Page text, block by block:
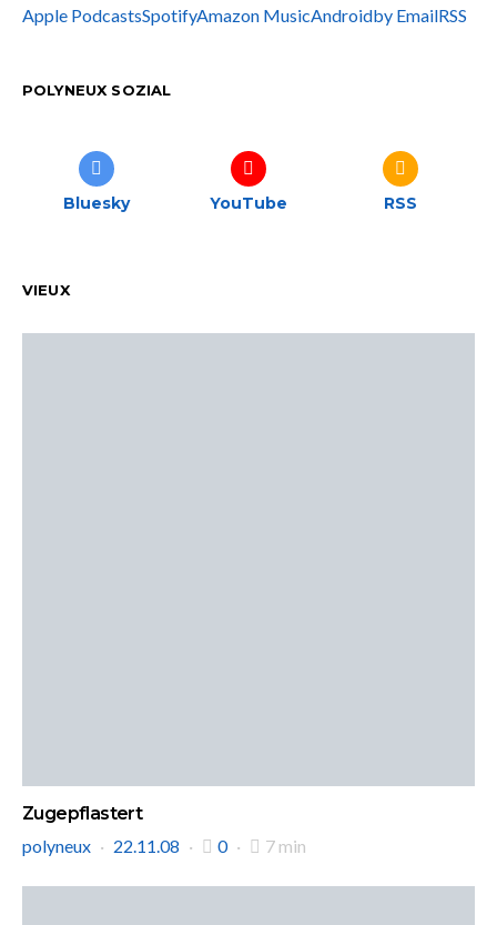
Apple PodcastsSpotifyAmazon MusicAndroidby EmailRSS
POLYNEUX SOZIAL
Bluesky YouTube RSS
VIEUX
Zugepflastert
polyneux
22.11.08 0 7 min